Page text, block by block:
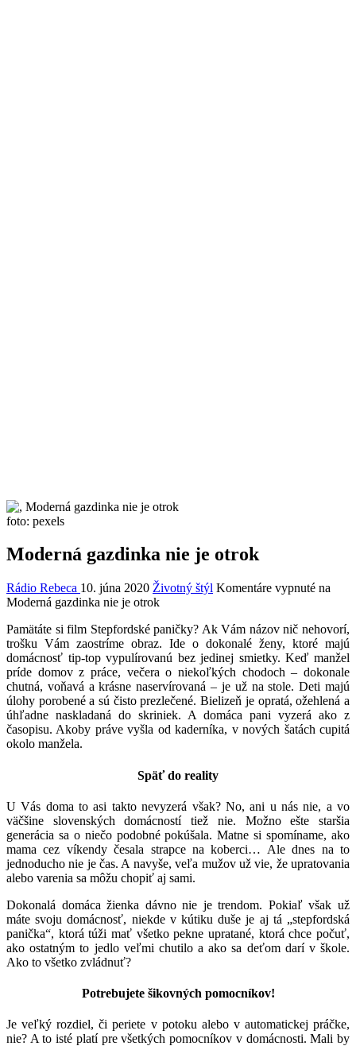
foto: pexels
Moderná gazdinka nie je otrok
Rádio Rebeca 10. júna 2020 Životný štýl Komentáre vypnuté na
Moderná gazdinka nie je otrok
Pamätáte si film Stepfordské paničky? Ak Vám názov nič nehovorí,
trošku Vám zaostríme obraz. Ide o dokonalé ženy, ktoré majú
domácnosť tip-top vypulírovanú bez jedinej smietky. Keď manžel
príde domov z práce, večera o niekoľkých chodoch – dokonale
chutná, voňavá a krásne naservírovaná – je už na stole. Deti majú
úlohy porobené a sú čisto prezlečené. Bielizeň je opratá, ožehlená a
úhľadne naskladaná do skriniek. A domáca pani vyzerá ako z
časopisu. Akoby práve vyšla od kaderníka, v nových šatách cupitá
okolo manžela.
Späť do reality
U Vás doma to asi takto nevyzerá však? No, ani u nás nie, a vo
väčšine slovenských domácností tiež nie. Možno ešte staršia
generácia sa o niečo podobné pokúšala. Matne si spomíname, ako
mama cez víkendy česala strapce na koberci… Ale dnes na to
jednoducho nie je čas. A navyše, veľa mužov už vie, že upratovania
alebo varenia sa môžu chopiť aj sami.
Dokonalá domáca žienka dávno nie je trendom. Pokiaľ však už
máte svoju domácnosť, niekde v kútiku duše je aj tá „stepfordská
panička“, ktorá túži mať všetko pekne upratané, ktorá chce počuť,
ako ostatným to jedlo veľmi chutilo a ako sa deťom darí v škole.
Ako to všetko zvládnuť?
Potrebujete šikovných pomocníkov!
Je veľký rozdiel, či periete v potoku alebo v automatickej práčke,
nie? A to isté platí pre všetkých pomocníkov v domácnosti. Mali by